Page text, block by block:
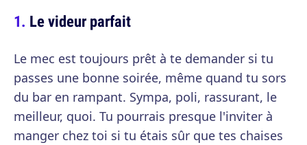
Le videur parfait
Le mec est toujours prêt à te demander si tu
passes une bonne soirée, même quand tu sors
du bar en rampant. Sympa, poli, rassurant, le
meilleur, quoi. Tu pourrais presque l'inviter à
manger chez toi si tu étais sûr que tes chaises